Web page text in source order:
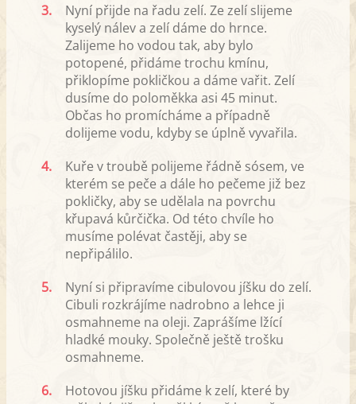
3.
Nyní přijde na řadu zelí. Ze zelí slijeme
kyselý nálev a zelí dáme do hrnce.
Zalijeme ho vodou tak, aby bylo
potopené, přidáme trochu kmínu,
přiklopíme pokličkou a dáme vařit. Zelí
dusíme do poloměkka asi 45 minut.
Občas ho promícháme a případně
dolijeme vodu, kdyby se úplně vyvařila.
4.
Kuře v troubě polijeme řádně sósem, ve
kterém se peče a dále ho pečeme již bez
pokličky, aby se udělala na povrchu
křupavá kůrčička. Od této chvíle ho
musíme polévat častěji, aby se
nepřipálilo.
5.
Nyní si připravíme cibulovou jíšku do zelí.
Cibuli rozkrájíme nadrobno a lehce ji
osmahneme na oleji. Zaprášíme lžící
hladké mouky. Společně ještě trošku
osmahneme.
6.
Hotovou jíšku přidáme k zelí, které by